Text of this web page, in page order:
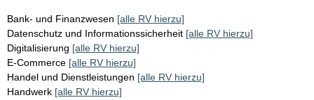
Bank- und Finanzwesen [alle RV hierzu]
Datenschutz und Informationssicherheit [alle RV hierzu]
Digitalisierung [alle RV hierzu]
E-Commerce [alle RV hierzu]
Handel und Dienstleistungen [alle RV hierzu]
Handwerk [alle RV hierzu]